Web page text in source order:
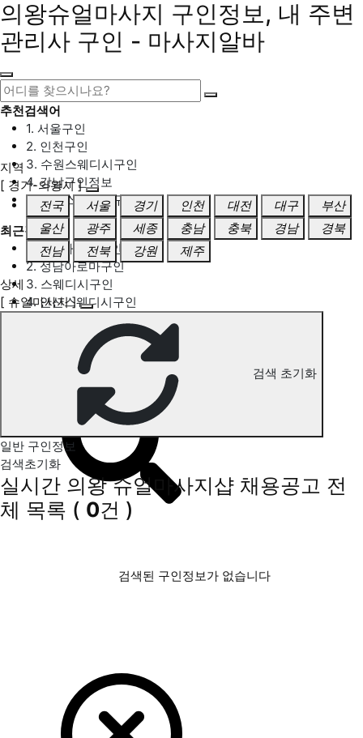
의왕슈얼마사지 구인정보, 내 주변
관리사 구인 - 마사지알바
추천검색어
1. 서울구인
2. 인천구인
3. 수원스웨디시구인
4. 강남구인정보
5. 동탄스웨디시구인
최근검색어
1. 일산마사지구인
2. 성남아로마구인
3. 스웨디시구인
4. 안산스웨디시구인
의왕 슈얼마사지 구인정보
지역
[ 경기-의왕시 ]
전국
서울 경기 인천 대전 대구
부산
울산
광주 세종 충남 충북 경남
경북
전남
전북 강원 제주
상세
[ 슈얼마사지 ]
검색 초기화
일반 구인정보
검색초기화
실시간 의왕 슈얼마사지샵 채용공고 전
체 목록 ( 0건 )
검색된 구인정보가 없습니다